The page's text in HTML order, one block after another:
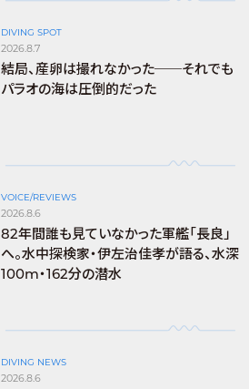
DIVING SPOT
2026.8.7
結局、産卵は撮れなかった──それでも
パラオの海は圧倒的だった
VOICE/REVIEWS
2026.8.6
82年間誰も見ていなかった軍艦「長良」
へ。水中探検家・伊左治佳孝が語る、水深
100m・162分の潜水
DIVING NEWS
2026.8.6